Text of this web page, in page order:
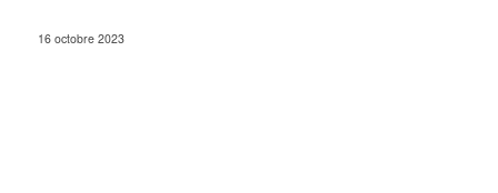
16 octobre 2023